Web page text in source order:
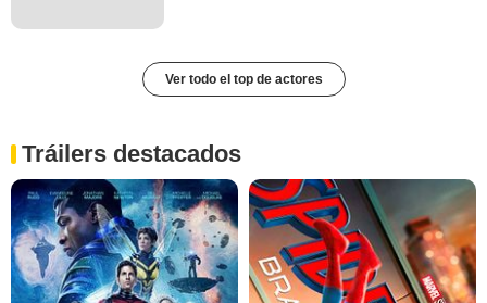
Ver todo el top de actores
Tráilers destacados